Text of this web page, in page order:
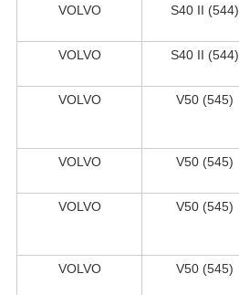
VOLVO
S40 II (544)
VOLVO
S40 II (544)
VOLVO
V50 (545)
VOLVO
V50 (545)
VOLVO
V50 (545)
VOLVO
V50 (545)